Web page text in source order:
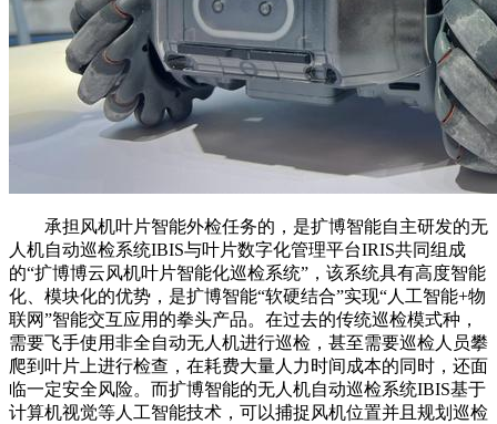
承担风机叶片智能外检任务的，是扩博智能自主研发的无
人机自动巡检系统IBIS与叶片数字化管理平台IRIS共同组成
的“扩博博云风机叶片智能化巡检系统”，该系统具有高度智能
化、模块化的优势，是扩博智能“软硬结合”实现“人工智能+物
联网”智能交互应用的拳头产品。在过去的传统巡检模式种，
需要飞手使用非全自动无人机进行巡检，甚至需要巡检人员攀
爬到叶片上进行检查，在耗费大量人力时间成本的同时，还面
临一定安全风险。而扩博智能的无人机自动巡检系统IBIS基于
计算机视觉等人工智能技术，可以捕捉风机位置并且规划巡检